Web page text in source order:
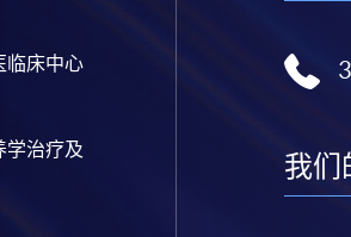
临床中心
学治疗及
我们